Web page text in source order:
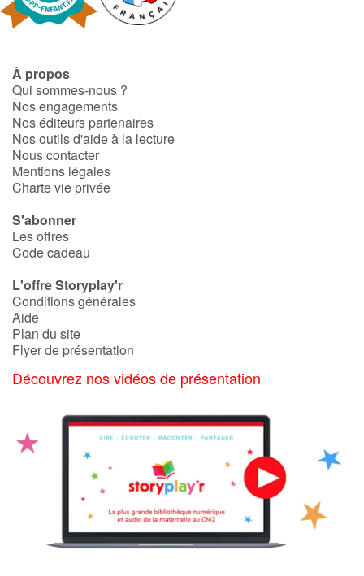
À propos
Qui sommes-nous ?
Nos engagements
Nos éditeurs partenaires
Nos outils d'aide à la lecture
Nous contacter
Mentions légales
Charte vie privée
S'abonner
Les offres
Code cadeau
L'offre Storyplay'r
Conditions générales
Aide
Plan du site
Flyer de présentation
Découvrez nos vidéos de présentation